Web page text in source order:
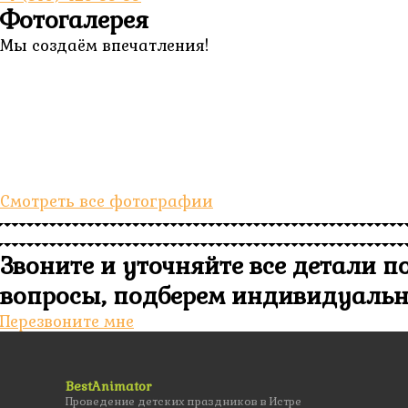
Фотогалерея
Мы создаём впечатления!
Смотреть все фотографии
Звоните и уточняйте все детали
вопросы, подберем
Перезвоните мне
BestAnimator
Проведение детских праздников в Истре